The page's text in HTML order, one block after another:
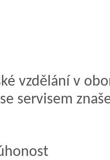
vzdělání v
servisem